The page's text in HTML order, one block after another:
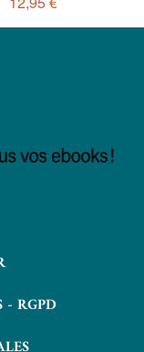
- RGPD